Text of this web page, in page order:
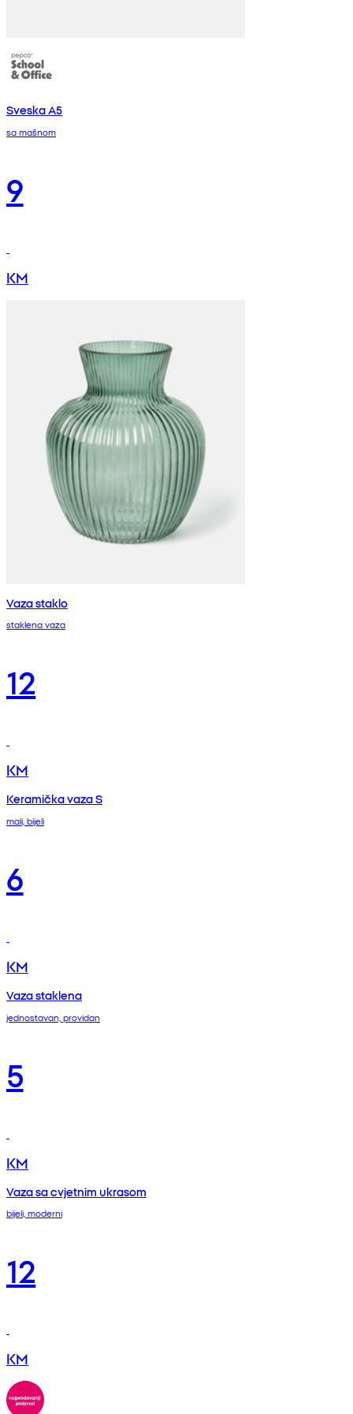
Sveska A5
sa mašnom
9
KM
Vaza staklo
staklena vaza
12
KM
Keramička vaza S
mali, bijeli
6
KM
Vaza staklena
jednostavan, providan
5
KM
Vaza sa cvjetnim ukrasom
bijeli, moderni
12
KM